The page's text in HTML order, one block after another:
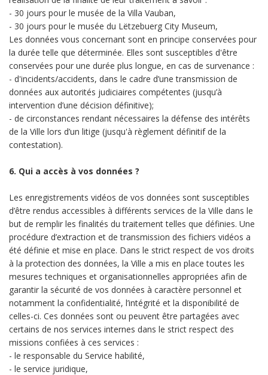
- 30 jours pour le musée de la Villa Vauban,
- 30 jours pour le musée du Lëtzebuerg City Museum,
Les données vous concernant sont en principe conservées pour
la durée telle que déterminée. Elles sont susceptibles d'être
conservées pour une durée plus longue, en cas de survenance :
- d'incidents/accidents, dans le cadre d’une transmission de
données aux autorités judiciaires compétentes (jusqu’à
intervention d’une décision définitive);
- de circonstances rendant nécessaires la défense des intérêts
de la Ville lors d’un litige (jusqu'à règlement définitif de la
contestation).
6. Qui a accès à vos données ?
Les enregistrements vidéos de vos données sont susceptibles
d’être rendus accessibles à différents services de la Ville dans le
but de remplir les finalités du traitement telles que définies. Une
procédure d’extraction et de transmission des fichiers vidéos a
été définie et mise en place. Dans le strict respect de vos droits
à la protection des données, la Ville a mis en place toutes les
mesures techniques et organisationnelles appropriées afin de
garantir la sécurité de vos données à caractère personnel et
notamment la confidentialité, l’intégrité et la disponibilité de
celles-ci. Ces données sont ou peuvent être partagées avec
certains de nos services internes dans le strict respect des
missions confiées à ces services :
- le responsable du Service habilité,
- le service juridique,